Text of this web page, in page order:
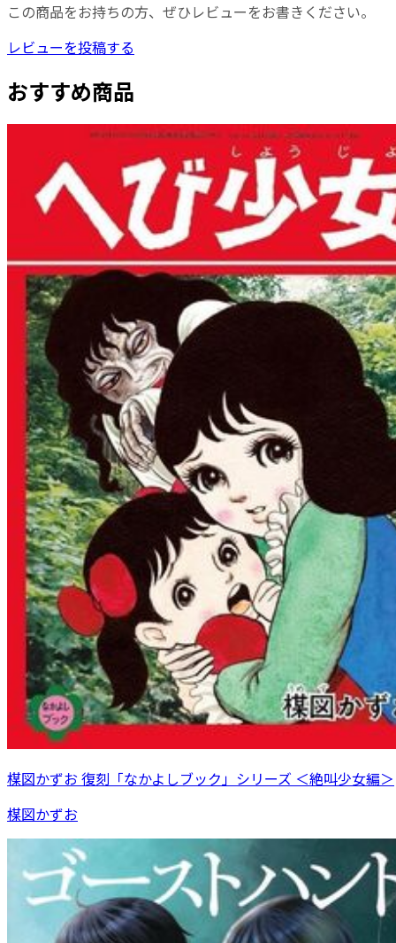
この商品をお持ちの方、ぜひレビューをお書きください。
レビューを投稿する
おすすめ商品
楳図かずお 復刻「なかよしブック」シリーズ ＜絶叫少女編＞
楳図かずお